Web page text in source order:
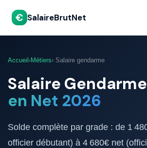
€ SalaireBrutNet
Accueil ›Métiers› Salaire gendarme
Salaire Gendarme
en Net 2026
Solde complète par grade : de 1
officier débutant) à 4 680€ net